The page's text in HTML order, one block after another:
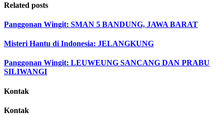
Related posts
Panggonan Wingit: SMAN 5 BANDUNG, JAWA BARAT
Misteri Hantu di Indonesia: JELANGKUNG
Panggonan Wingit: LEUWEUNG SANCANG DAN PRABU
SILIWANGI
Kontak
Kontak